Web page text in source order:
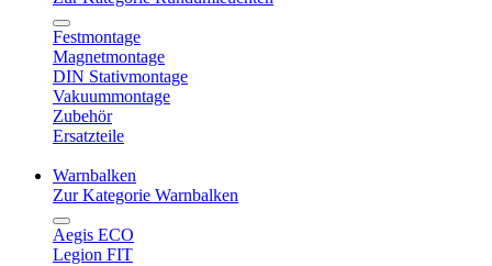
Festmontage
Magnetmontage
DIN Stativmontage
Vakuummontage
Zubehör
Ersatzteile
Warnbalken
Zur Kategorie Warnbalken
Aegis ECO
Legion FIT